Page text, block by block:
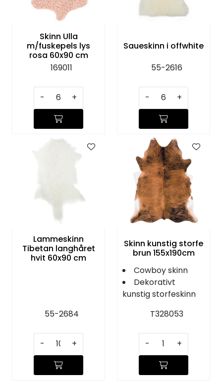
Skinn Ulla
m/fuskepels lys
rosa 60x90 cm
169011
- +
Saueskinn i offwhite
55-2616
- +
Lammeskinn
Tibetan langhåret
hvit 60x90 cm
55-2684
- +
Skinn kunstig storfe
brun 155x190cm
Cowboy skinn
Dekorativt
kunstig storfeskinn
T328053
- +